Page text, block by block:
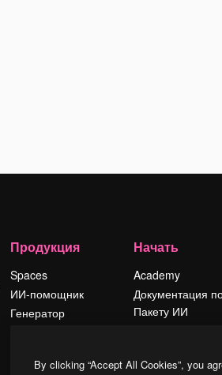
Продукция
Spaces
ИИ-помощник
Генератор
Начать
Academy
Документация
Пакету ИИ
Условия и
By clicking “Accept All Cookies”, you